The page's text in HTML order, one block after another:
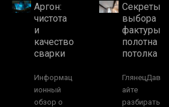
Аргон:
чистота
и
качество
сварки
Информац
ионный
обзор о
Секреты
выбора
фактуры
полотна
потолка
ГлянецДав
айте
разбирать